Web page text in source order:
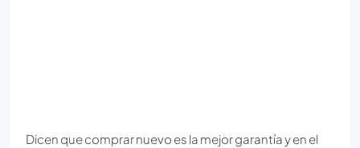
Dicen que comprar nuevo es la mejor garantía y en el